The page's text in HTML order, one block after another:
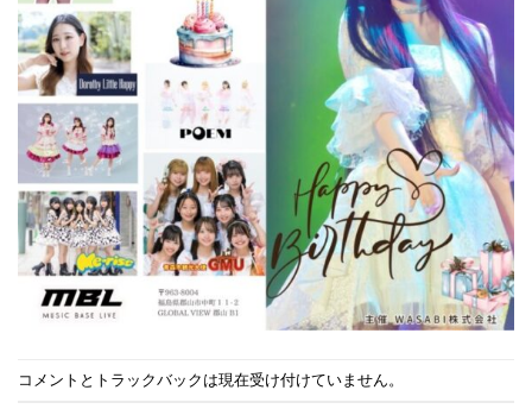
コメントとトラックバックは現在受け付けていません。